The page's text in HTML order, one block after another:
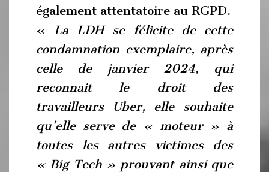
également attentatoire au RGPD.
«
La LDH se félicite de cette
condamnation exemplaire, après
celle de janvier 2024, qui
reconnait le droit des
travailleurs Uber, elle souhaite
qu’elle serve de « moteur » à
toutes les autres victimes des
« Big Tech » prouvant ainsi que